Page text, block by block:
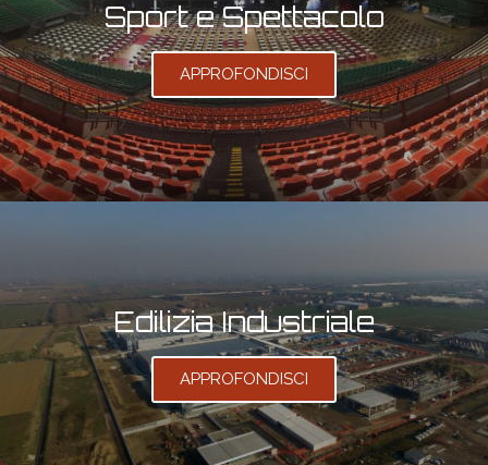
Sport e Spettacolo
APPROFONDISCI
Edilizia Industriale
APPROFONDISCI